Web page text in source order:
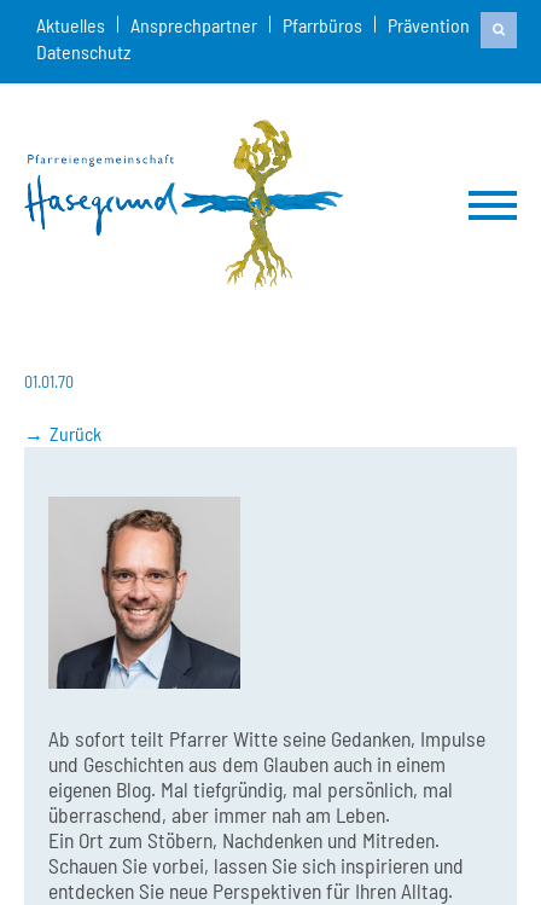
Aktuelles Ansprechpartner Pfarrbüros
Prävention
Datenschutz
01.01.70
Zurück
Ab sofort teilt Pfarrer Witte seine Gedanken, Impulse
und Geschichten aus dem Glauben auch in einem
eigenen Blog. Mal tiefgründig, mal persönlich, mal
überraschend, aber immer nah am Leben.
Ein Ort zum Stöbern, Nachdenken und Mitreden.
Schauen Sie vorbei, lassen Sie sich inspirieren und
entdecken Sie neue Perspektiven für Ihren Alltag.